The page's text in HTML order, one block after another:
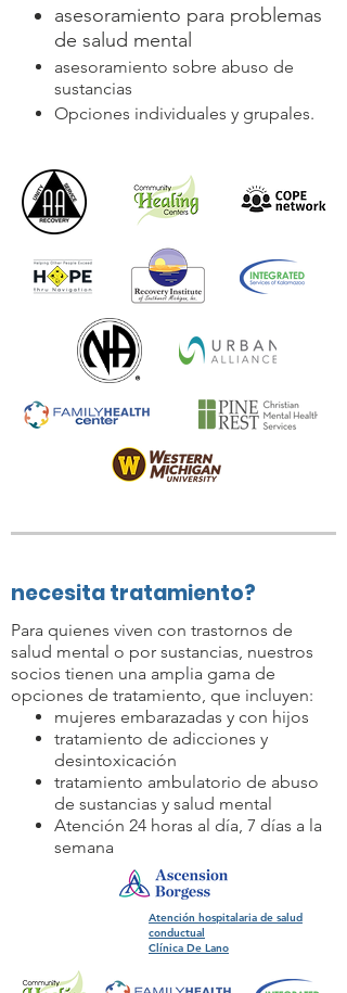
asesoramiento para problemas
de salud mental
asesoramiento sobre abuso de
sustancias
Opciones individuales y grupales.
necesita tratamiento?
Para quienes viven con trastornos de
salud mental o por sustancias, nuestros
socios tienen una amplia gama de
opciones de tratamiento, que incluyen:
mujeres embarazadas y con hijos
tratamiento de adicciones y
desintoxicación
tratamiento ambulatorio de abuso
de sustancias y salud mental
Atención 24 horas al día, 7 días a la
semana
Atención hospitalaria de salud
conductual
Clínica De Lano